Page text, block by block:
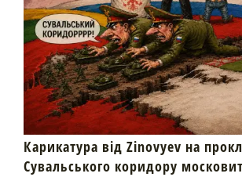
Карикатура від Zinovyev на
Сувальського коридору